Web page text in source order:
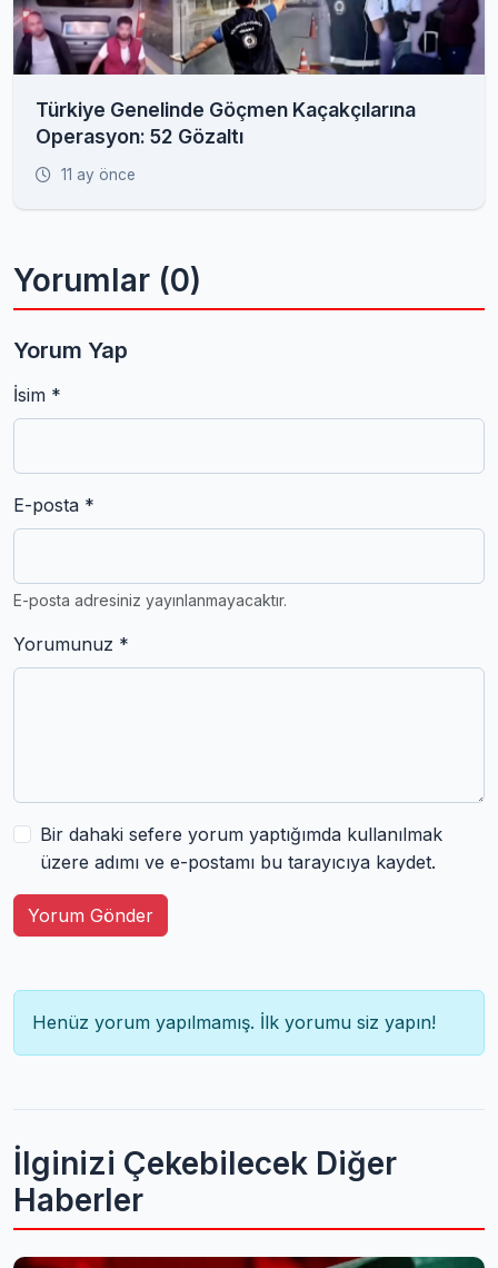
Türkiye Genelinde Göçmen Kaçakçılarına
Operasyon: 52 Gözaltı
11 ay önce
Yorumlar (0)
Yorum Yap
İsim *
E-posta *
E-posta adresiniz yayınlanmayacaktır.
Yorumunuz *
Bir dahaki sefere yorum yaptığımda kullanılmak
üzere adımı ve e-postamı bu tarayıcıya kaydet.
Yorum Gönder
Henüz yorum yapılmamış. İlk yorumu siz yapın!
İlginizi Çekebilecek Diğer
Haberler